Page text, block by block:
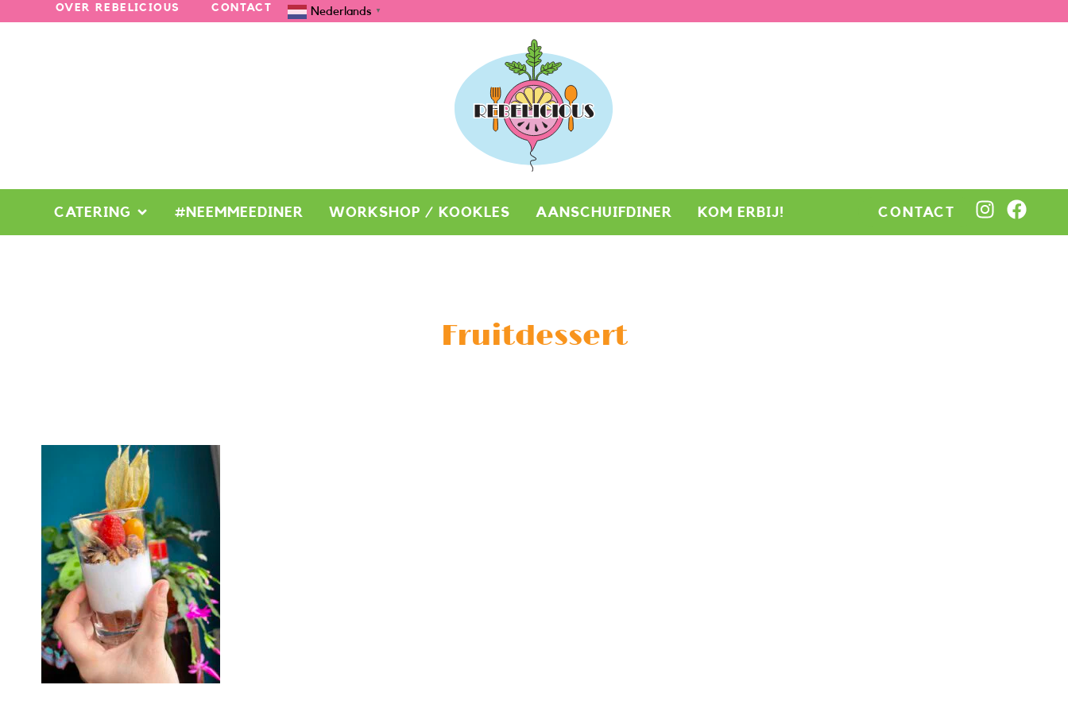
OVER REBELICIOUS CONTACT Nederlands ▼
CATERING #NEEMMEEDINER WORKSHOP / KOOKLES AANSCHUIFDINER KOM ERBIJ! CONTACT
Fruitdessert